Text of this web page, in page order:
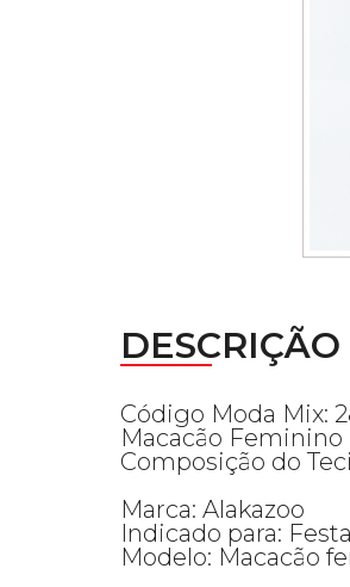
DESCRIÇÃO
Código Moda Mix:
Macacão
Composição do
Marca: Alakazoo
Indicado para:
Modelo: Macacão